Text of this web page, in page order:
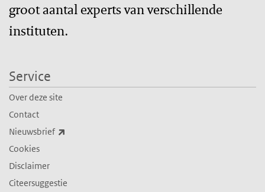
groot aantal experts van verschillende
instituten.
Service
Over deze site
Contact
Nieuwsbrief
Cookies
Disclaimer
Citeersuggestie